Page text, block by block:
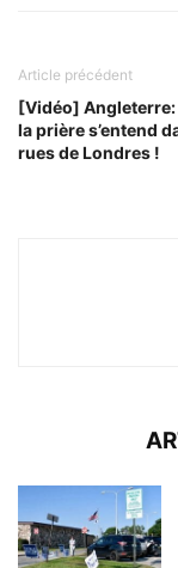
Article précédent
[Vidéo] Angleterre:
la prière s’entend
rues de Londres !